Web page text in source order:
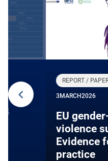
REPORT /
3 MARCH2026
EU
violence
Evidence
practice